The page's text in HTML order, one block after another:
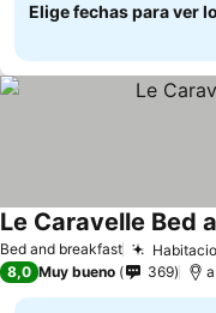
Elige fechas para ver
Bed and breakfast
Le Caravelle Bed
8,0 Muy bueno 369